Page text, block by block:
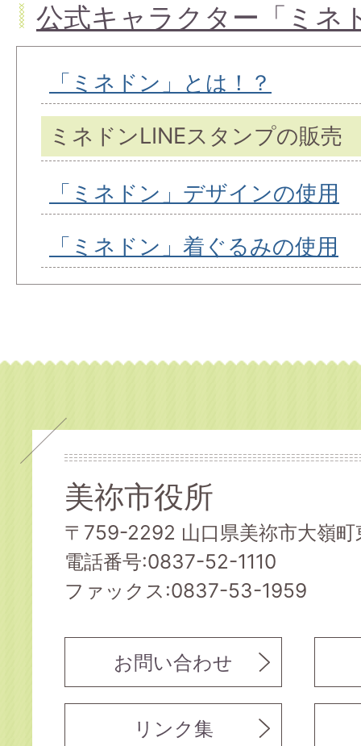
公式キャラクター「ミネ
「ミネドン」とは！？
ミネドンLINEスタンプの販売
「ミネドン」デザインの使用
「ミネドン」着ぐるみの使用
美祢市役所
〒759-2292 山口県美祢市大嶺
電話番号:0837-52-1110
ファックス:0837-53-1959
お問い合わせ
リンク集